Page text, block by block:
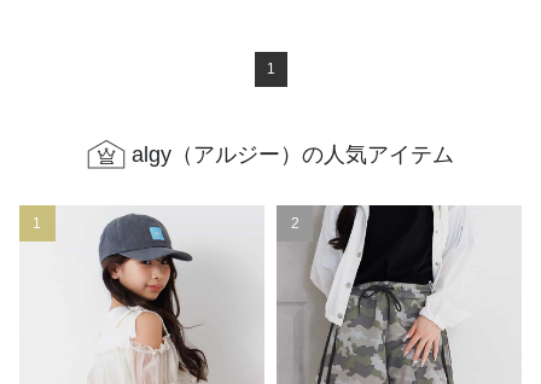
1
algy（アルジー）の人気アイテム
1 2